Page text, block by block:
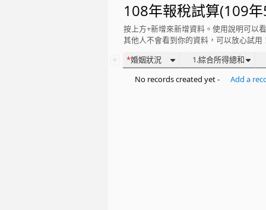
108年報稅試算(109
按上方+新增來新增資料。使用說明可以
其他人不會看到你的資料，可以放心試
+ 婚姻狀況
1.綜合所得總和
No records created yet -
Add a